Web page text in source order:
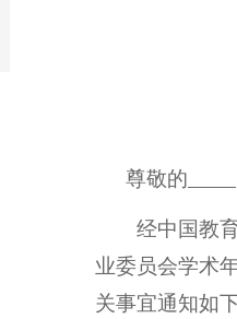
尊敬的
经中国教
业委员会学术
关事宜通知如